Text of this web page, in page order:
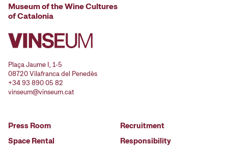
Museum of the Wine Cultures
of Catalonia
Plaça Jaume I, 1-5
08720 Vilafranca del Penedès
+34 93 890 05 82
vinseum@vinseum.cat
Press Room
Space Rental
Recruitment
Responsibility